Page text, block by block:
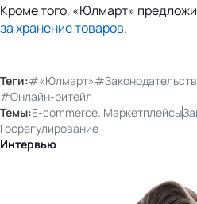
Кроме того, «Юлмарт»
за хранение товаров.
Теги:#«Юлмарт»
#Онлайн-ритейл
Темы:E-commerce. Маркетплейсы
Госрегулирование
Интервью